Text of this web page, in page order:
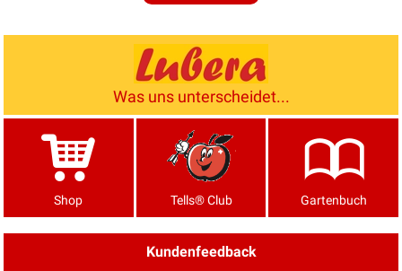
Was uns unterscheidet...
Shop Tells® Club Gartenbuch
Kundenfeedback